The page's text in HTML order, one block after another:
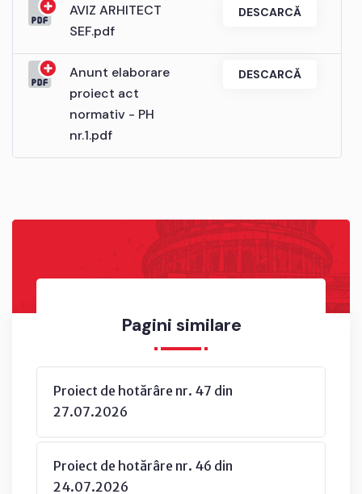
Pagini similare
Proiect de hotărâre nr. 47 din
27.07.2026
Proiect de hotărâre nr. 46 din
24.07.2026
AVIZ ARHITECT
SEF.pdf
DESCARCĂ
Anunt elaborare
proiect act
normativ - PH
nr.1.pdf
DESCARCĂ